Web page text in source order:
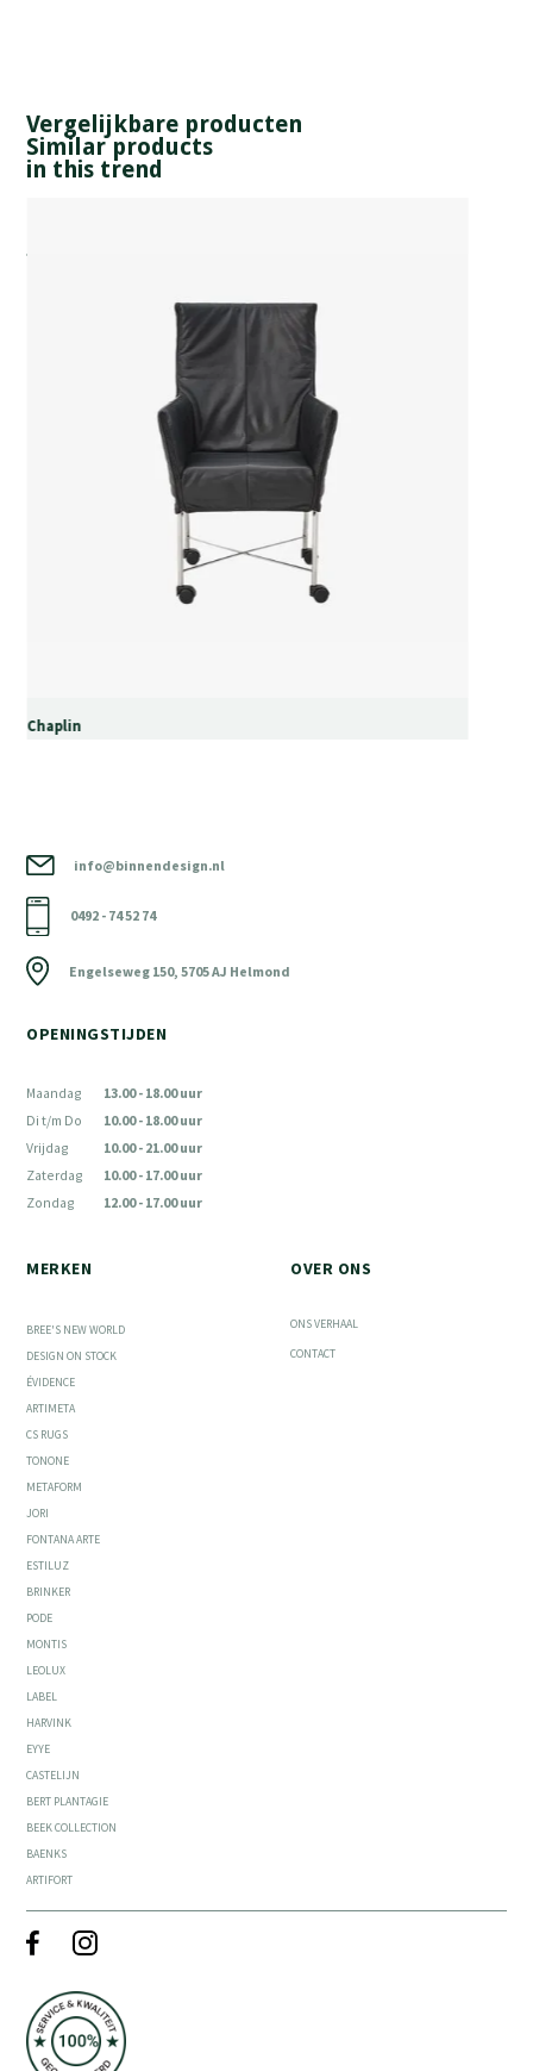
Vergelijkbare producten
Similar products
in this trend
Chaplin
info@binnendesign.nl
0492 - 74 52 74
Engelseweg 150, 5705 AJ Helmond
OPENINGSTIJDEN
Maandag
Di t/m Do
Vrijdag
Zaterdag
Zondag
13.00 - 18.00 uur
10.00 - 18.00 uur
10.00 - 21.00 uur
10.00 - 17.00 uur
12.00 - 17.00 uur
MERKEN
BREE'S NEW WORLD
DESIGN ON STOCK
ÉVIDENCE
ARTIMETA
CS RUGS
TONONE
METAFORM
JORI
FONTANA ARTE
ESTILUZ
BRINKER
PODE
MONTIS
LEOLUX
LABEL
HARVINK
EYYE
CASTELIJN
BERT PLANTAGIE
BEEK COLLECTION
BAENKS
ARTIFORT
OVER ONS
ONS VERHAAL
CONTACT